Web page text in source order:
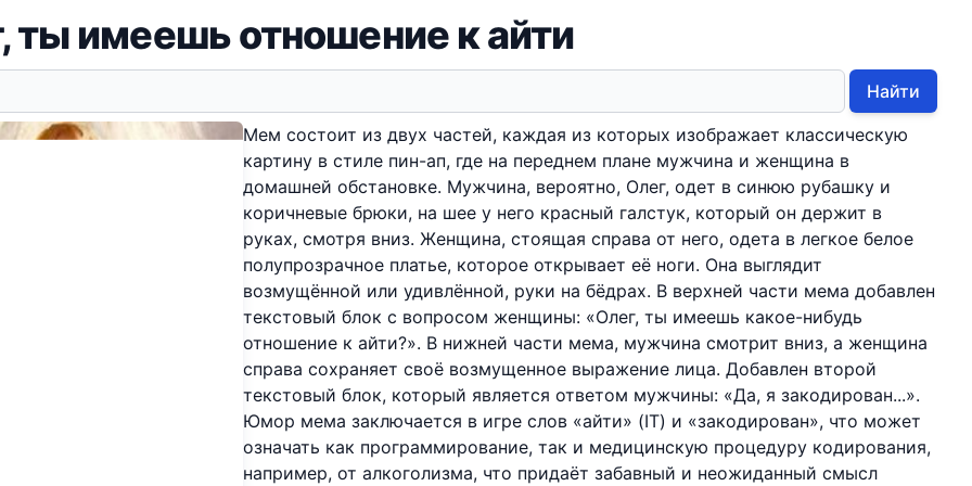
ты имеешь отношение к айти
Найти
Мем состоит из двух частей, каждая из которых изображает классическую
картину в стиле пин-ап, где на переднем плане мужчина и женщина в
домашней обстановке. Мужчина, вероятно, Олег, одет в синюю рубашку и
коричневые брюки, на шее у него красный галстук, который он держит в
руках, смотря вниз. Женщина, стоящая справа от него, одета в легкое белое
полупрозрачное платье, которое открывает её ноги. Она выглядит
возмущённой или удивлённой, руки на бёдрах. В верхней части мема добавлен
текстовый блок с вопросом женщины: «Олег, ты имеешь какое-нибудь
отношение к айти?». В нижней части мема, мужчина смотрит вниз, а женщина
справа сохраняет своё возмущенное выражение лица. Добавлен второй
текстовый блок, который является ответом мужчины: «Да, я закодирован...».
Юмор мема заключается в игре слов «айти» (IT) и «закодирован», что может
означать как программирование, так и медицинскую процедуру кодирования,
например, от алкоголизма, что придаёт забавный и неожиданный смысл